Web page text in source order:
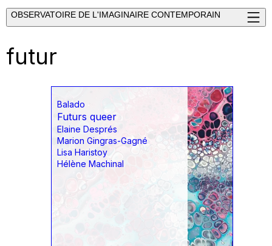
OBSERVATOIRE DE L'IMAGINAIRE CONTEMPORAIN
futur
Balado
Futurs queer
Elaine Després
Marion Gingras-Gagné
Lisa Haristoy
Hélène Machinal